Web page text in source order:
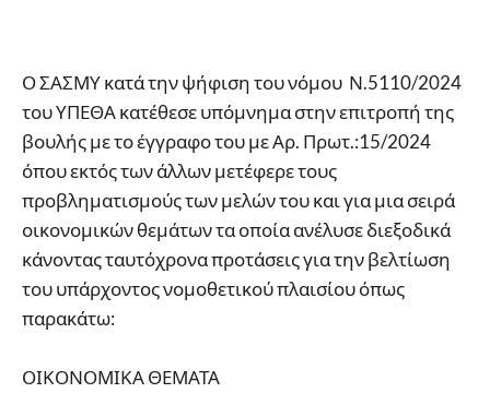
Ο ΣΑΣΜΥ κατά την ψήφιση του νόμου Ν.5110/2024
του ΥΠΕΘΑ κατέθεσε υπόμνημα στην επιτροπή της
βουλής με το έγγραφο του με Αρ. Πρωτ.:15/2024
όπου εκτός των άλλων μετέφερε τους
προβληματισμούς των μελών του και για μια σειρά
οικονομικών θεμάτων τα οποία ανέλυσε διεξοδικά
κάνοντας ταυτόχρονα προτάσεις για την βελτίωση
του υπάρχοντος νομοθετικού πλαισίου όπως
παρακάτω:
ΟΙΚΟΝΟΜΙΚΑ ΘΕΜΑΤΑ